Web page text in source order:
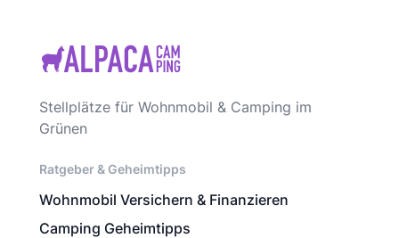
Stellplätze für Wohnmobil & Camping im
Grünen
Ratgeber & Geheimtipps
Wohnmobil Versichern & Finanzieren
Camping Geheimtipps